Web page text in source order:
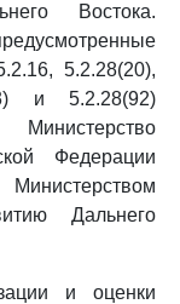
Востока.
5.2.28(20),
и 5.2.28(92)
Федерации
Дальнего
и оценки